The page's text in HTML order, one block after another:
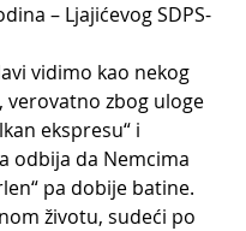
– Ljajićevog SDPS-
vidimo kao nekog
verovatno zbog uloge
ekspresu“ i
odbija da Nemcima
pa dobije batine.
životu, sudeći po